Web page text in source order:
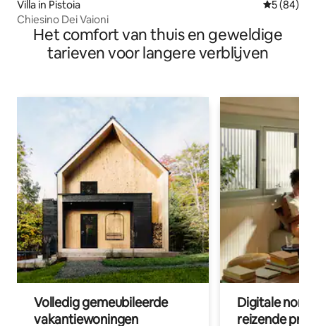
Villa in Pistoia
5 (84)
Chiesino Dei Vaioni
Het comfort van thuis en geweldige
tarieven voor langere verblijven
Volledig gemeubileerde
vakantiewoningen
Digitale
reizende